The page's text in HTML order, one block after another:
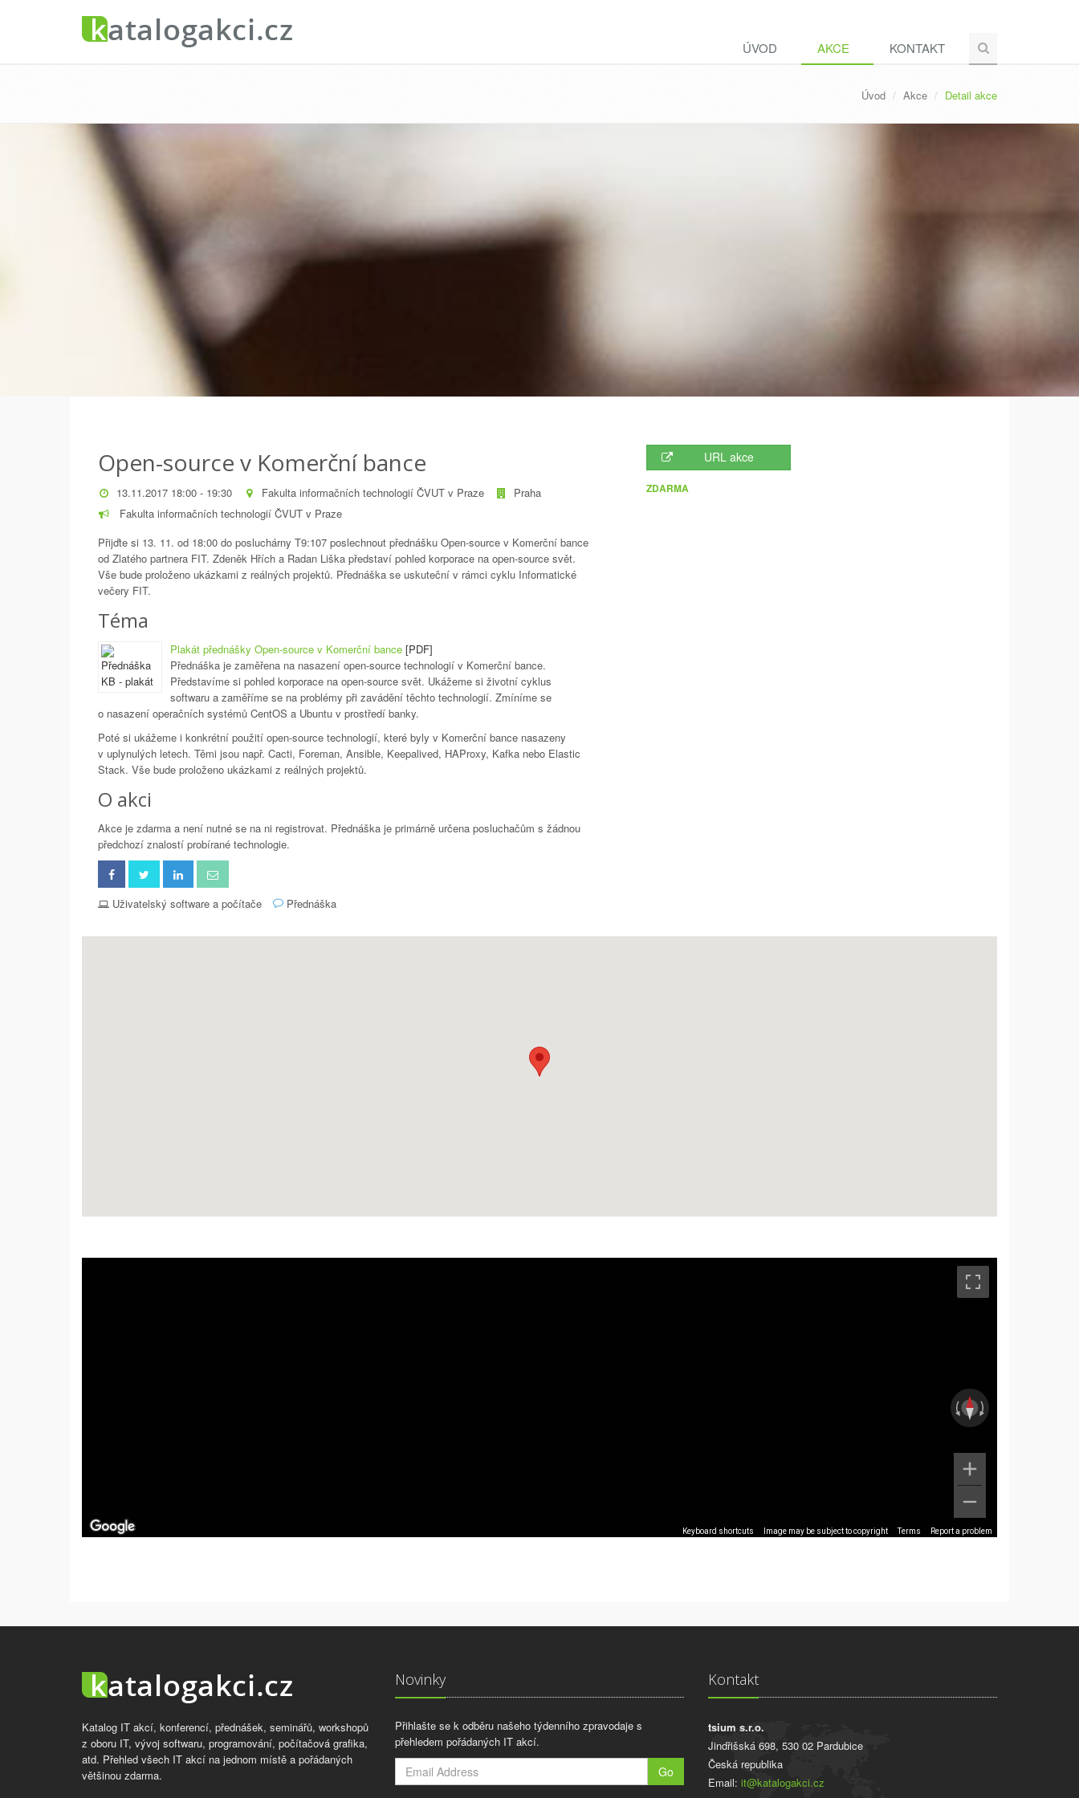
ÚVOD AKCE KONTAKT
Úvod Akce Detail akce
Open-source v Komerční bance
13.11.2017 18:00 - 19:30 Fakulta informačních technologií ČVUT v Praze
Praha
Fakulta informačních technologií ČVUT v Praze
Přijďte si 13. 11. od 18:00 do posluchárny T9:107 poslechnout přednášku Open-source v Komerční bance
od Zlatého partnera FIT. Zdeněk Hřích a Radan Liška představí pohled korporace na open-source svět.
Vše bude proloženo ukázkami z reálných projektů. Přednáška se uskuteční v rámci cyklu Informatické
večery FIT.
Téma
Plakát přednášky Open-source v Komerční bance [PDF]
Přednáška je zaměřena na nasazení open-source technologií v Komerční bance.
Představíme si pohled korporace na open-source svět. Ukážeme si životní cyklus
softwaru a zaměříme se na problémy při zavádění těchto technologií. Zmíníme se
o nasazení operačních systémů CentOS a Ubuntu v prostředí banky.
Poté si ukážeme i konkrétní použití open-source technologií, které byly v Komerční bance nasazeny
v uplynulých letech. Těmi jsou např. Cacti, Foreman, Ansible, Keepalived, HAProxy, Kafka nebo Elastic
Stack. Vše bude proloženo ukázkami z reálných projektů.
O akci
Akce je zdarma a není nutné se na ni registrovat. Přednáška je primárně určena posluchačům s žádnou
předchozí znalostí probírané technologie.
Uživatelský software a počítače Přednáška
URL akce
ZDARMA
Keyboard shortcuts Image may be subject to copyright Terms Report a problem
Katalog IT akcí, konferencí, přednášek, seminářů, workshopů
z oboru IT, vývoj softwaru, programování, počítačová grafika,
atd. Přehled všech IT akcí na jednom místě a pořádaných
většinou zdarma.
Novinky
Přihlašte se k odběru našeho týdenního zpravodaje s
přehledem pořádaných IT akcí.
Go
Kontakt
tsium s.r.o.
Jindřišská 698, 530 02 Pardubice
Česká republika
Email: it@katalogakci.cz